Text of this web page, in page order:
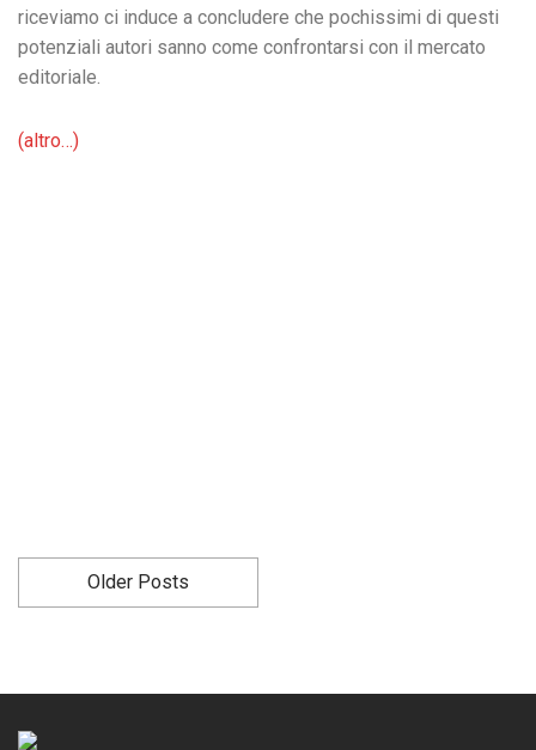
riceviamo ci induce a concludere che pochissimi di questi
potenziali autori sanno come confrontarsi con il mercato
editoriale.
(altro…)
Older Posts